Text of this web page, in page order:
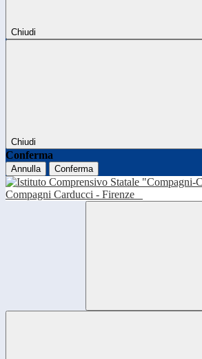
Chiudi
Chiudi
Conferma
Annulla Conferma
Compagni Carducci - Firenze